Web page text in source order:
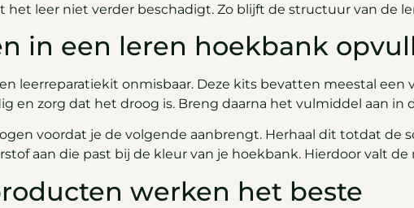
het leer niet verder beschadigt. Zo blijft de structuur van de
in een leren hoekbank
leerreparatiekit onmisbaar. Deze kits bevatten meestal
en zorg dat het droog is. Breng daarna het vulmiddel aan in
voordat je de volgende aanbrengt. Herhaal dit totdat de
aan die past bij de kleur van je hoekbank. Hierdoor valt de
werken het beste